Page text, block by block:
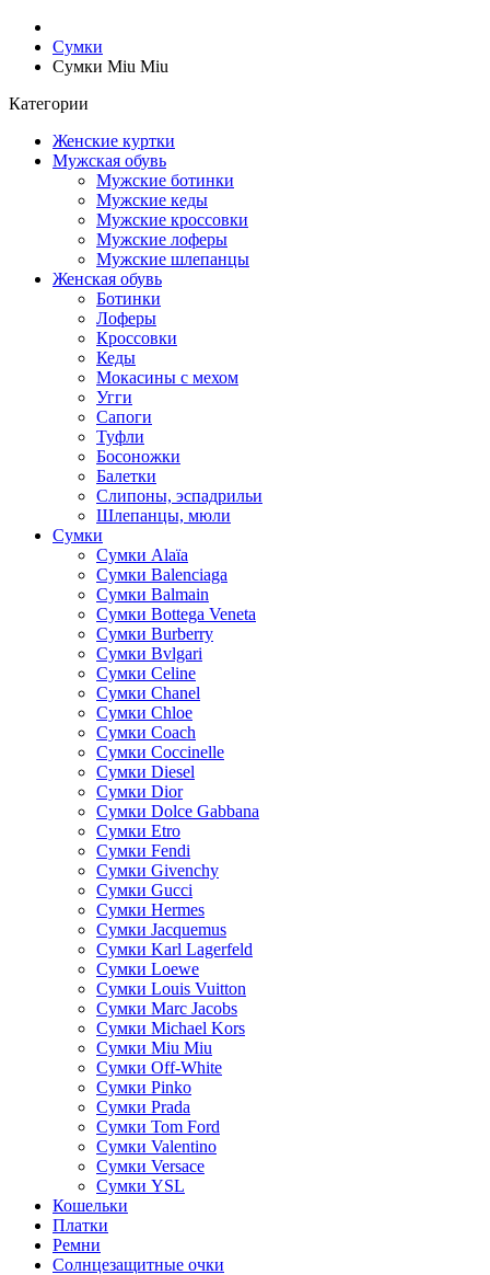
Сумки
Сумки Miu Miu
Категории
Женские куртки
Мужская обувь
Мужские ботинки
Мужские кеды
Мужские кроссовки
Мужские лоферы
Мужские шлепанцы
Женская обувь
Ботинки
Лоферы
Кроссовки
Кеды
Мокасины с мехом
Угги
Сапоги
Туфли
Босоножки
Балетки
Слипоны, эспадрильи
Шлепанцы, мюли
Сумки
Cумки Alaïa
Сумки Balenciaga
Сумки Balmain
Сумки Bottega Veneta
Сумки Burberry
Сумки Bvlgari
Сумки Celine
Сумки Chanel
Сумки Chloe
Сумки Coach
Сумки Coccinelle
Сумки Diesel
Сумки Dior
Сумки Dolce Gabbana
Сумки Etro
Сумки Fendi
Сумки Givenchy
Сумки Gucci
Сумки Hermes
Сумки Jacquemus
Сумки Karl Lagerfeld
Сумки Loewe
Сумки Louis Vuitton
Сумки Marc Jacobs
Сумки Michael Kors
Сумки Miu Miu
Сумки Off-White
Сумки Pinko
Сумки Prada
Сумки Tom Ford
Cумки Valentino
Сумки Versace
Сумки YSL
Кошельки
Платки
Ремни
Солнцезащитные очки